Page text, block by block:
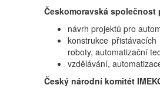
Českomoravská společnost
návrh projektů pro
konstrukce
roboty, automatizační
vzdělávání,
Český národní komitét